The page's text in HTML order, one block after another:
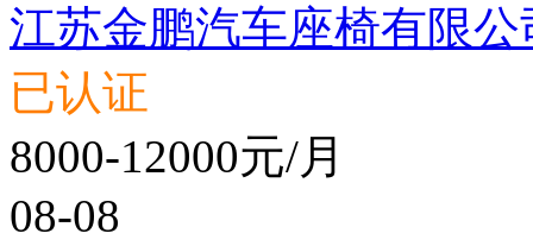
江苏金鹏汽车座椅有限公
已认证
8000-12000元/月
08-08